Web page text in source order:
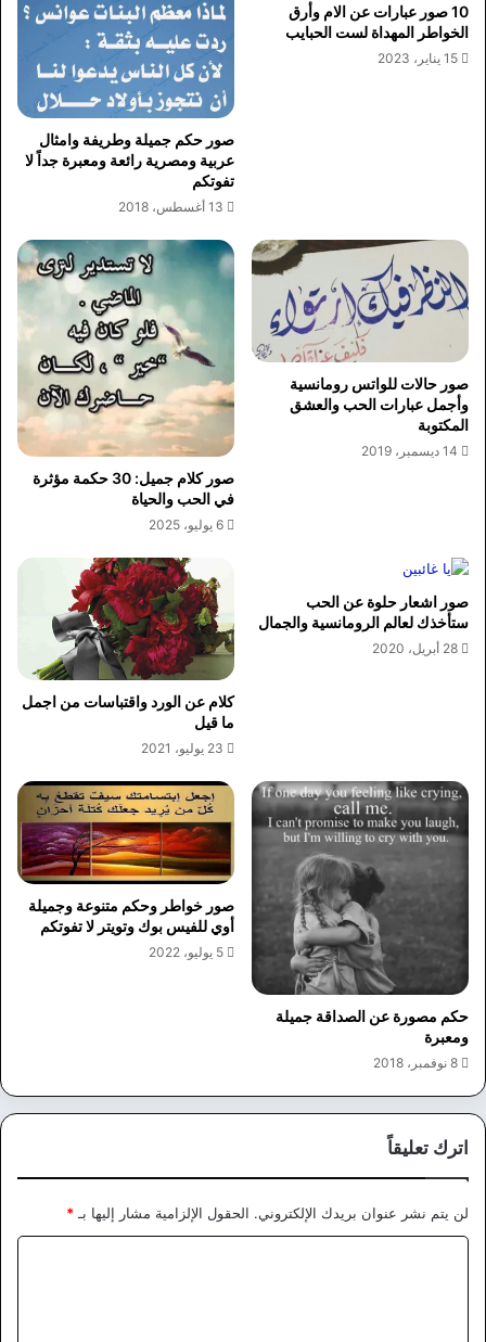
10 صور عبارات عن الام وأرق
الخواطر المهداة لست الحبايب
15 يناير، 2023
صور حكم جميلة وطريفة وامثال
عربية ومصرية رائعة ومعبرة جداً لا
تفوتكم
13 أغسطس، 2018
صور حالات للواتس رومانسية
وأجمل عبارات الحب والعشق
المكتوبة
14 ديسمبر، 2019
صور كلام جميل: 30 حكمة مؤثرة
في الحب والحياة
6 يوليو، 2025
صور اشعار حلوة عن الحب
ستأخذك لعالم الرومانسية والجمال
28 أبريل، 2020
كلام عن الورد واقتباسات من اجمل
ما قيل
23 يوليو، 2021
حكم مصورة عن الصداقة جميلة
ومعبرة
8 نوفمبر، 2018
صور خواطر وحكم متنوعة وجميلة
أوي للفيس بوك وتويتر لا تفوتكم
5 يوليو، 2022
اترك تعليقاً
لن يتم نشر عنوان بريدك الإلكتروني. الحقول الإلزامية مشار إليها بـ *